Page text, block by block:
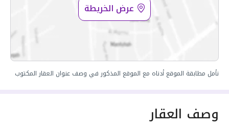
عرض الخريطة
نأمل مطابقة الموقع أدناه مع الموقع المذكور في وصف عنوان العقار المكتوب
وصف العقار